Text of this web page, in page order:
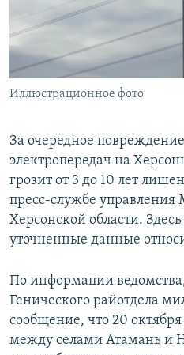
ПОБЕДИТЕЛЕЙ НЕ СУДЯТ?
КРЫМ.НЕПОКОРЕННЫЙ
УКРАИНСКАЯ ПРОБЛЕМА КРЫМА
ПРИСОЕДИНЯЙТЕСЬ!
Иллюстрационное фото
За очередное
электропередач на
грозит от 3 до 10 лет
пресс-службе
Херсонской области.
уточненные данные
По информации
Генического райотдела
сообщение, что 20
между селами Атамань и